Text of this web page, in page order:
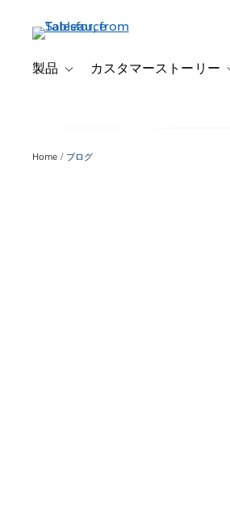
製品 Toggle sub-navigation for 製品
カスタマーストーリー
Home ブログ